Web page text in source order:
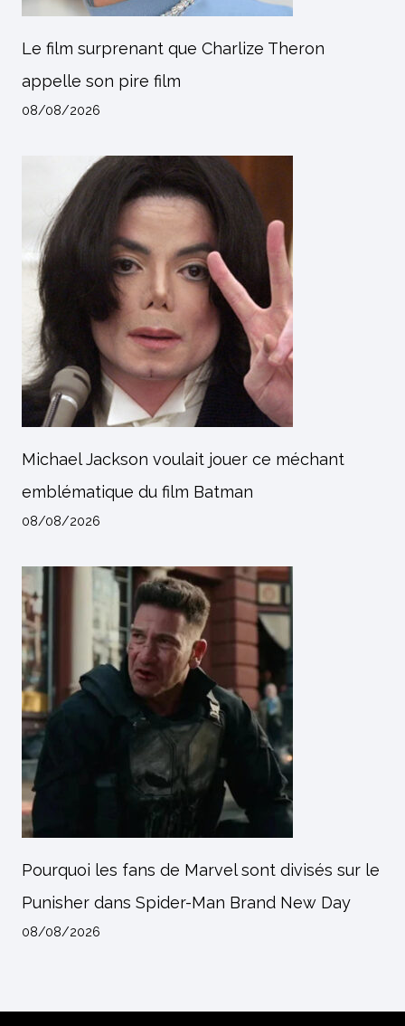
Le film surprenant que Charlize Theron
appelle son pire film
08/08/2026
Michael Jackson voulait jouer ce méchant
emblématique du film Batman
08/08/2026
Pourquoi les fans de Marvel sont divisés sur le
Punisher dans Spider-Man Brand New Day
08/08/2026